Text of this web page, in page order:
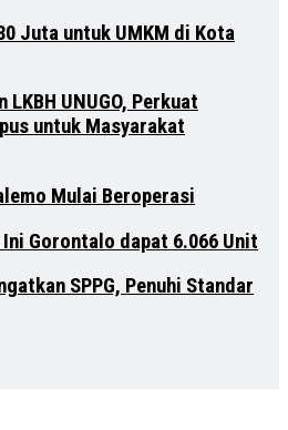
Juta untuk UMKM di Kota
UNUGO, Perkuat
untuk Masyarakat
Mulai Beroperasi
Ini Gorontalo dapat 6.066 Unit
SPPG, Penuhi Standar